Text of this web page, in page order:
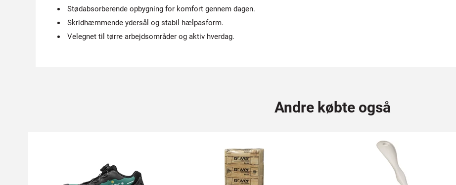
Stødabsorberende opbygning for komfort gennem dagen.
Skridhæmmende ydersål og stabil hælpasform.
Velegnet til tørre arbejdsområder og aktiv hverdag.
Andre købte også